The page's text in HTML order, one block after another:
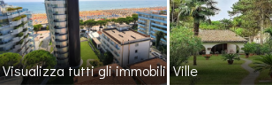
Visualizza tutti gli immobili Ville